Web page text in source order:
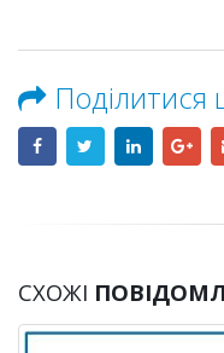
Поділитися
СХОЖІ